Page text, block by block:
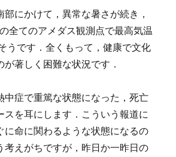
にかけて，異常な暑さが続き，
全てのアメダス観測点で最高気温
うです．全くもって，健康で文化
著しく困難な状況です．
中症で重篤な状態になった，死亡
スを耳にします．こういう報道に
に命に関わるような状態になるの
考えがちですが，昨日か一昨日の